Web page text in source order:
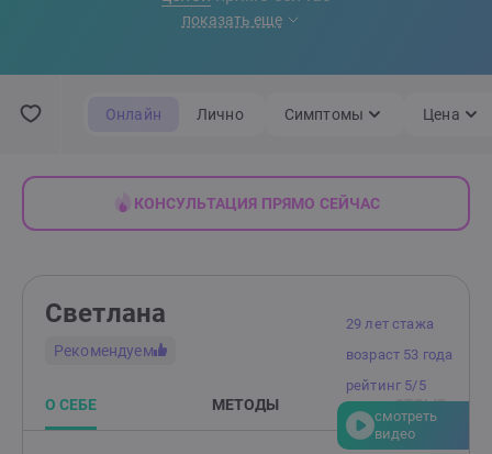
показать еще
Онлайн Лично Симптомы Цена
КОНСУЛЬТАЦИЯ ПРЯМО СЕЙЧАС
29 лет стажа
возраст 53 года
рейтинг 5/5
смотреть
видео
Светлана
Рекомендуем
О СЕБЕ МЕТОДЫ ОТЗЫВ